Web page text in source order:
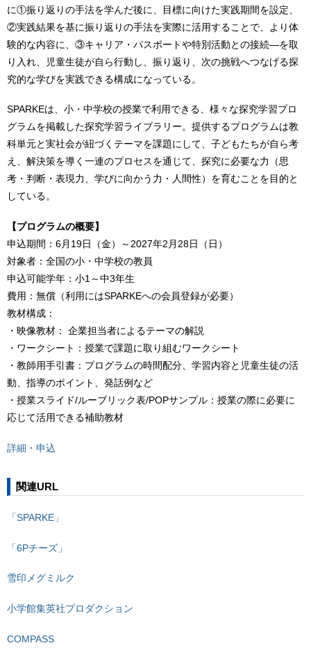
に①振り返りの手法を学んだ後に、目標に向けた実践期間を設定、
②実践結果を基に振り返りの手法を実際に活用することで、より体
験的な内容に、③キャリア・パスポートや特別活動との接続―を取
り入れ、児童生徒が自ら行動し、振り返り、次の挑戦へつなげる探
究的な学びを実践できる構成になっている。
SPARKEは、小・中学校の授業で利用できる、様々な探究学習プロ
グラムを掲載した探究学習ライブラリー。提供するプログラムは教
科単元と実社会が紐づくテーマを課題にして、子どもたちが自ら考
え、解決策を導く一連のプロセスを通じて、探究に必要な力（思
考・判断・表現力、学びに向かう力・人間性）を育むことを目的と
している。
【プログラムの概要】
申込期間：6月19日（金）～2027年2月28日（日）
対象者：全国の小・中学校の教員
申込可能学年：小1～中3年生
費用：無償（利用にはSPARKEへの会員登録が必要）
教材構成：
・映像教材： 企業担当者によるテーマの解説
・ワークシート：授業で課題に取り組むワークシート
・教師用手引書：プログラムの時間配分、学習内容と児童生徒の活
動、指導のポイント、発話例など
・授業スライド/ルーブリック表/POPサンプル：授業の際に必要に
応じて活用できる補助教材
詳細・申込
関連URL
「SPARKE」
「6Pチーズ」
雪印メグミルク
小学館集英社プロダクション
COMPASS